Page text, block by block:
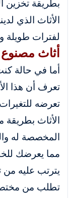
بطريقة تخزين
الأثاث الذي
لفترات طويلة
أثاث
أما في حالة
تعرف أن هذا
تعرضه
الأثاث بطريقة
المخصصة له
مما يعرضك
يترتب عليه من
تطلب من مختص